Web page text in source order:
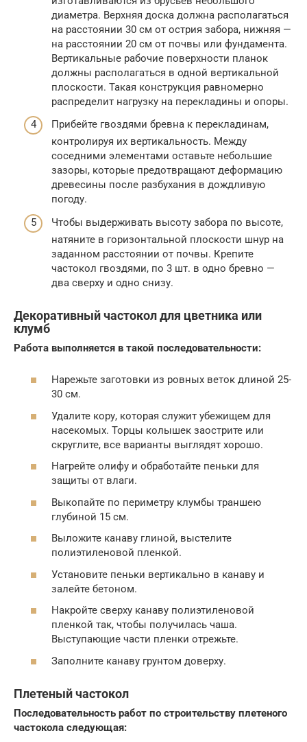
диаметра. Верхняя доска должна располагаться
на расстоянии 30 см от острия забора, нижняя —
на расстоянии 20 см от почвы или фундамента.
Вертикальные рабочие поверхности планок
должны располагаться в одной вертикальной
плоскости. Такая конструкция равномерно
распределит нагрузку на перекладины и опоры.
Прибейте гвоздями бревна к перекладинам,
контролируя их вертикальность. Между
соседними элементами оставьте небольшие
зазоры, которые предотвращают деформацию
древесины после разбухания в дождливую
погоду.
Чтобы выдерживать высоту забора по высоте,
натяните в горизонтальной плоскости шнур на
заданном расстоянии от почвы. Крепите
частокол гвоздями, по 3 шт. в одно бревно —
два сверху и одно снизу.
Декоративный частокол для цветника или
клумб
Работа выполняется в такой последовательности:
Нарежьте заготовки из ровных веток длиной 25-
30 см.
Удалите кору, которая служит убежищем для
насекомых. Торцы колышек заострите или
скруглите, все варианты выглядят хорошо.
Нагрейте олифу и обработайте пеньки для
защиты от влаги.
Выкопайте по периметру клумбы траншею
глубиной 15 см.
Выложите канаву глиной, выстелите
полиэтиленовой пленкой.
Установите пеньки вертикально в канаву и
залейте бетоном.
Накройте сверху канаву полиэтиленовой
пленкой так, чтобы получилась чаша.
Выступающие части пленки отрежьте.
Заполните канаву грунтом доверху.
Плетеный частокол
Последовательность работ по строительству плетеного
частокола следующая: